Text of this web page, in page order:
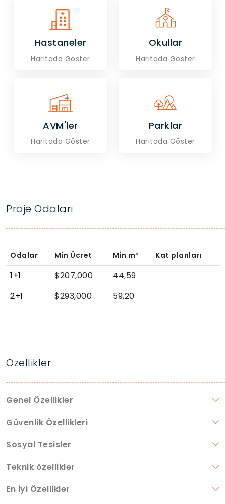
Hastaneler
Haritada Göster
Okullar
Haritada Göster
AVM'ler
Haritada Göster
Parklar
Haritada Göster
Proje Odaları
Odalar Min Ücret Min m² Kat planları
1+1 $207,000
44,59
2+1
$293,000 59,20
Özellikler
Genel Özellikler
Güvenlik Özellikleri
Sosyal Tesisler
Teknik özellikler
En İyi Özellikler